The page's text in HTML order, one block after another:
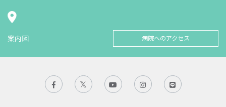
案内図 病院へのアクセス